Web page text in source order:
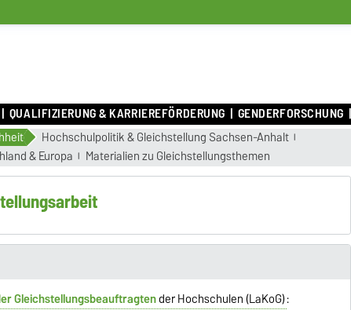
QUALIFIZIERUNG & KARRIEREFÖRDERUNG GENDERFORSCHUNG
Hochschulpolitik & Gleichstellung Sachsen-Anhalt
& Europa
Materialien zu Gleichstellungsthemen
Gleichstellungsbeauftragtender Hochschulen (LaKoG):